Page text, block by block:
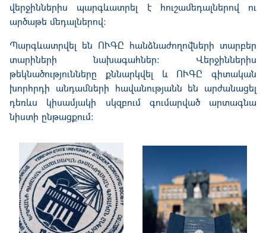
վերջիններիս պարգևատրել է հուշամեդալներով ու
արծաթե մեդալներով:
Պարգևատրվել են ՈՒԳԸ հանձնաժողովների տարբեր
տարիների նախագահներ։ Վերջիններիս
թեկնածությունները քննարկվել և ՈՒԳԸ գիտական
խորհրդի անդամների հավանությանն են արժանացել
դեռևս կիսամյակի սկզբում գումարված արտագնա
նիստի ընթացքում։